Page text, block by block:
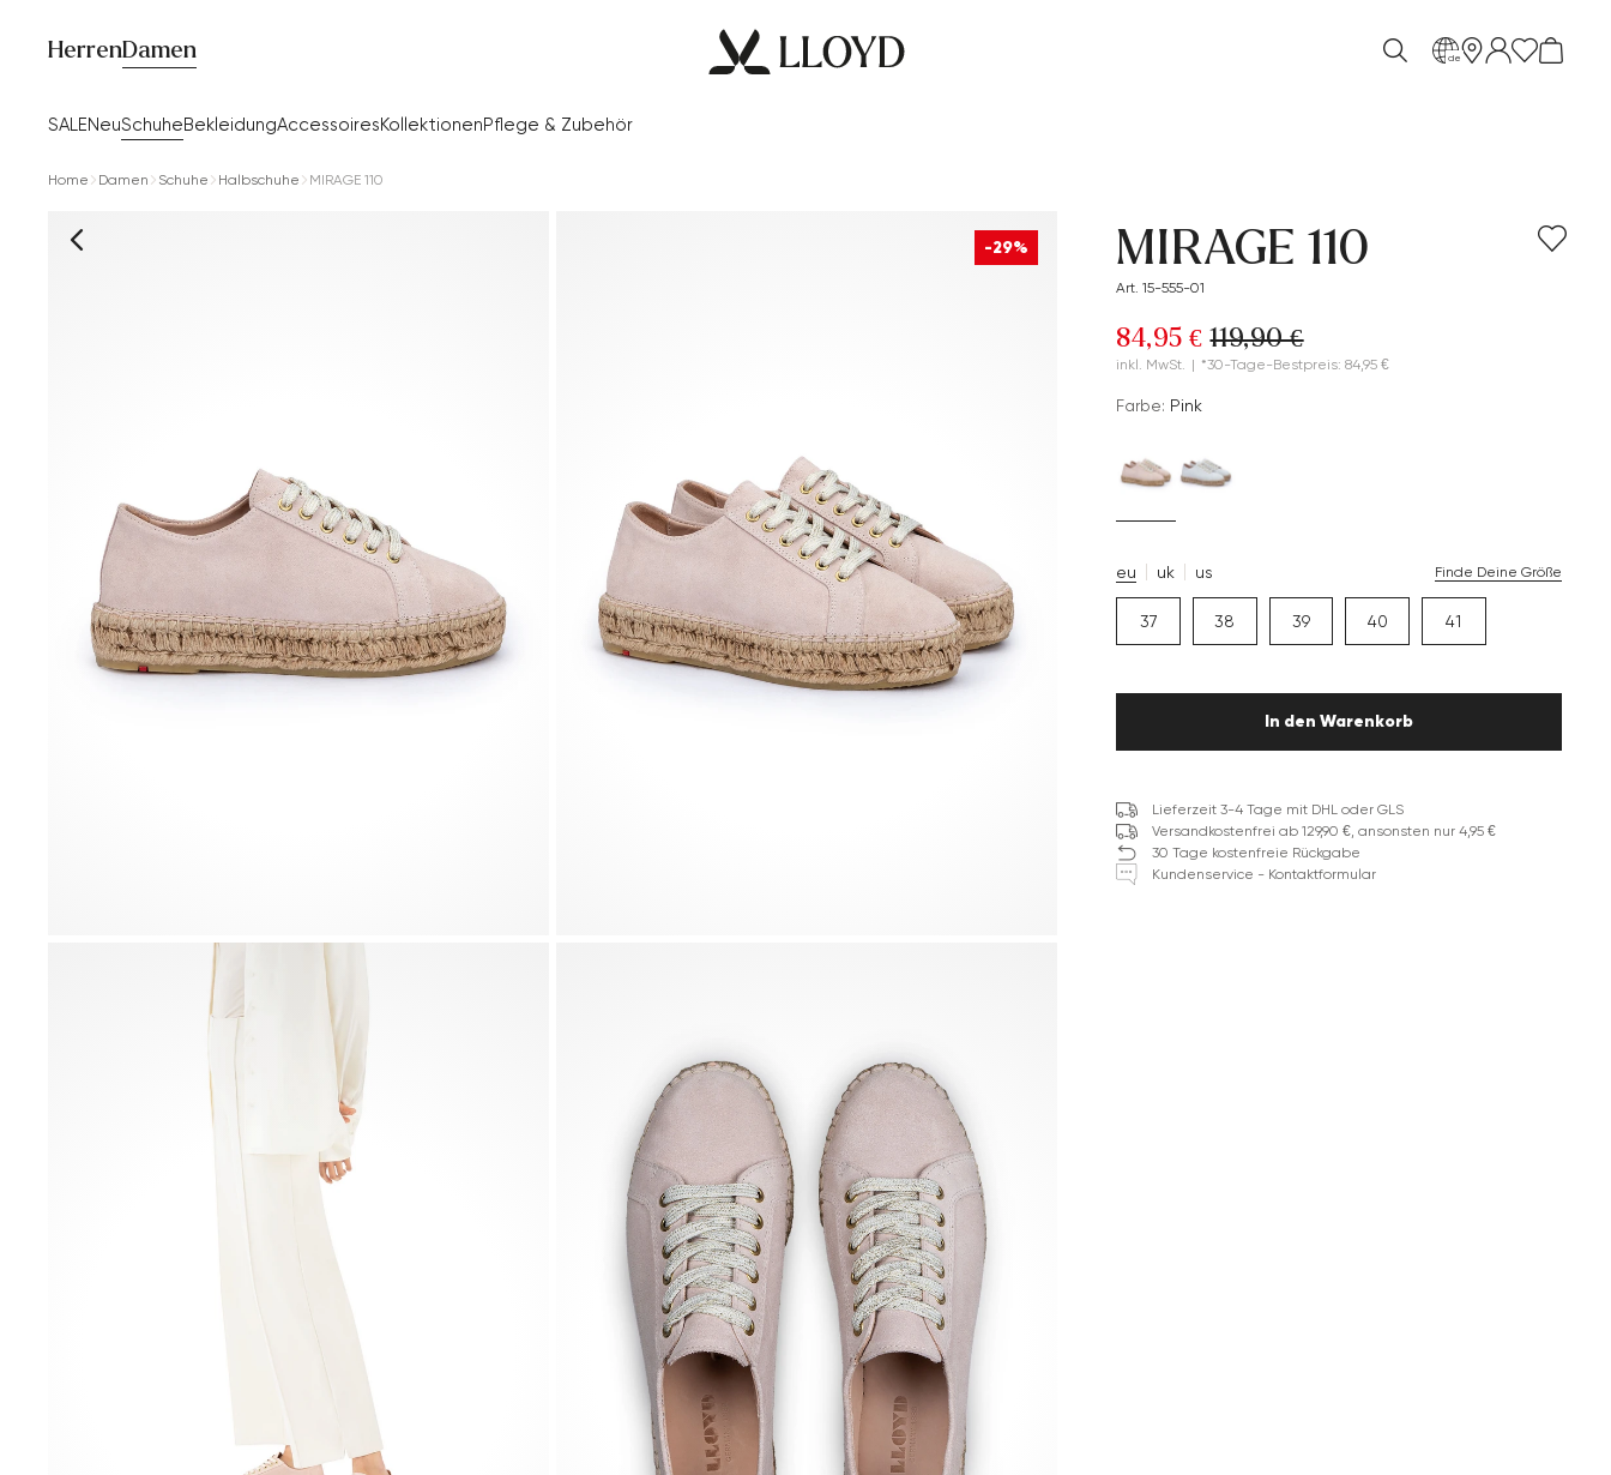
HerrenDamen
SALENeuSchuheBekleidungAccessoiresKollektionenPflege & Zubehör
de
Home Damen Schuhe Halbschuhe MIRAGE 110
-29% MIRAGE 110
Art. 15-555-01
84,95 € 119,90 €
inkl. MwSt. | *30-Tage-Bestpreis: 84,95 €
Farbe: Pink
eu uk us Finde Deine Größe
37 38 39 40 41
In den Warenkorb
Lieferzeit 3-4 Tage mit DHL oder GLS
Versandkostenfrei ab 129,90 €, ansonsten nur 4,95 €
30 Tage kostenfreie Rückgabe
Kundenservice - Kontaktformular